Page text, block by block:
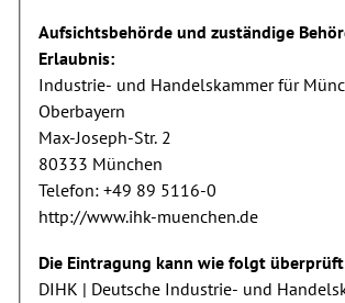
Aufsichtsbehörde und zuständige
Erlaubnis:
Industrie- und Handelskammer für
Oberbayern
Max-Joseph-Str. 2
80333 München
Telefon: +49 89 5116-0
http://www.ihk-muenchen.de
Die Eintragung kann wie folgt
DIHK | Deutsche Industrie- und